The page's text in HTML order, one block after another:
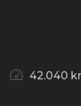
42.040